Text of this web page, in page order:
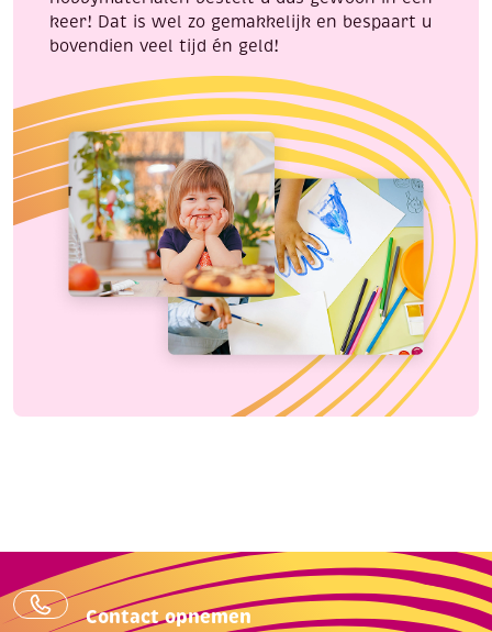
keer! Dat is wel zo gemakkelijk en bespaart u
bovendien veel tijd én geld!
Contact opnemen